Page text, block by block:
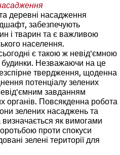
деревні насадження
забезпечують
і тварин та є важливою
населення.
є такою ж невід'ємною
будинки. Незважаючи на це
твердження, щоденна
потенціалу зелених
завданням
органів. Повсякденна робота
зелених насаджень та
як вимогами
проти спокуси
зелені території для